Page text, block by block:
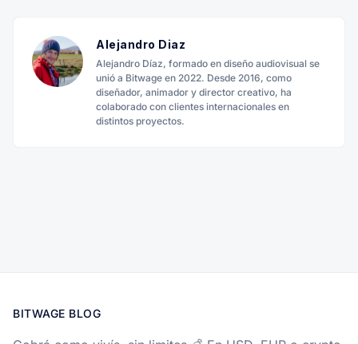
Alejandro Diaz
Alejandro Díaz, formado en diseño audiovisual se
unió a Bitwage en 2022. Desde 2016, como
diseñador, animador y director creativo, ha
colaborado con clientes internacionales en
distintos proyectos.
BITWAGE BLOG